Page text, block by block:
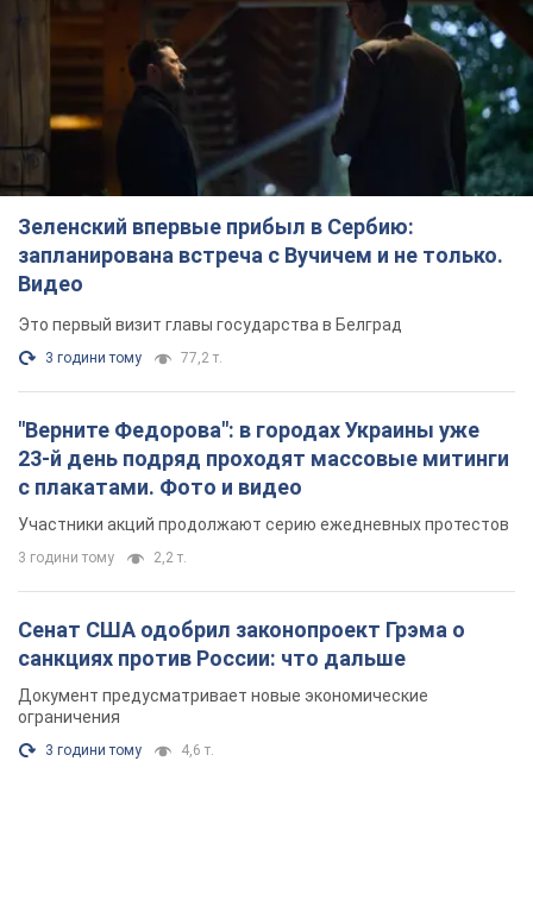
Зеленский впервые прибыл в Сербию:
запланирована встреча с Вучичем и не только.
Видео
Это первый визит главы государства в Белград
3 години тому 77,2 т.
"Верните Федорова": в городах Украины уже
23-й день подряд проходят массовые митинги
с плакатами. Фото и видео
Участники акций продолжают серию ежедневных протестов
3 години тому 2,2 т.
Сенат США одобрил законопроект Грэма о
санкциях против России: что дальше
Документ предусматривает новые экономические
ограничения
3 години тому 4,6 т.